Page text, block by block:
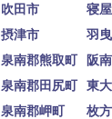
吹田市
寝
摂津市
羽
泉南郡熊取町
阪
泉南郡田尻町
東
泉南郡岬町
枚